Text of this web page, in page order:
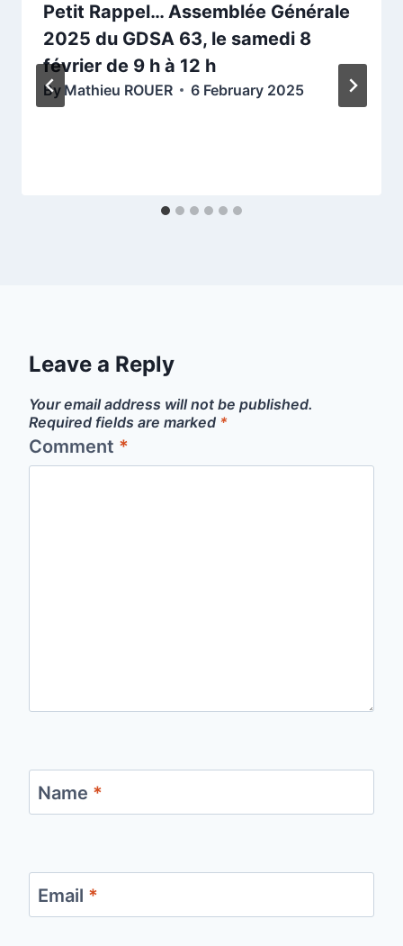
Petit Rappel… Assemblée Générale
2025 du GDSA 63, le samedi 8
février de 9 h à 12 h
By Mathieu ROUER 6 February 2025
Leave a Reply
Your email address will not be published.
Required fields are marked *
Comment *
Name *
Email *